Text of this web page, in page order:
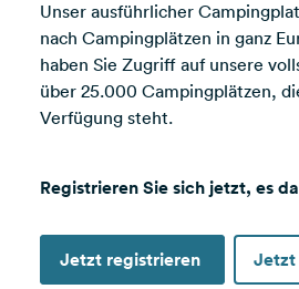
Unser ausführlicher
nach Campingplätzen in ganz
haben Sie Zugriff auf unsere
über 25.000 Campingplätzen,
Verfügung steht.
Registrieren Sie sich jetzt, es
Jetzt registrieren Jetzt